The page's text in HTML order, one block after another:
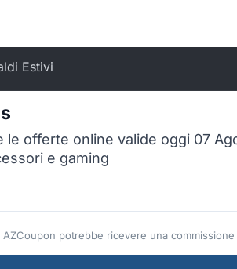
Estivi
offerte online valide oggi 07
e gaming
potrebbe ricevere una